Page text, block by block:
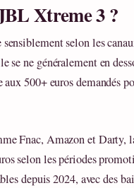
Xtreme 3 ?
selon les
se ne généralement en
aux 500+ euros demandés
Fnac, Amazon et Darty,
selon les périodes
depuis 2024, avec des